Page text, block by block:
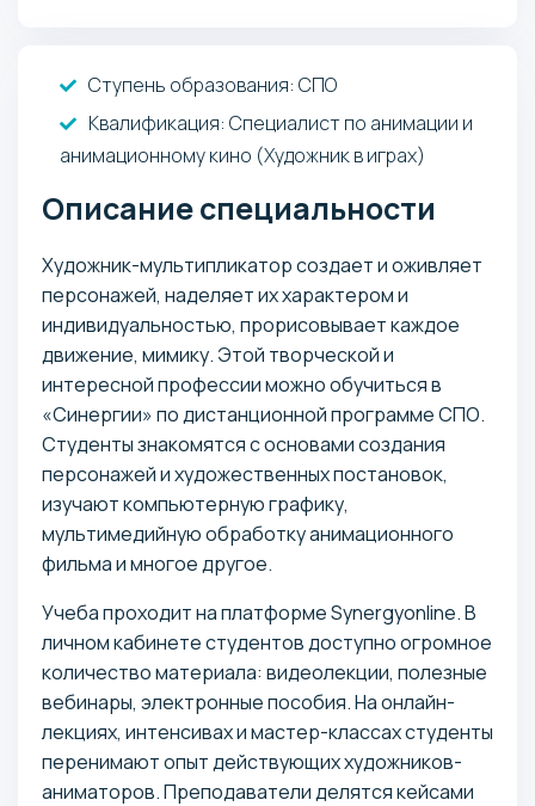
Ступень образования: СПО
Квалификация: Специалист по анимации и
анимационному кино (Художник в играх)
Описание специальности
Художник-мультипликатор создает и оживляет
персонажей, наделяет их характером и
индивидуальностью, прорисовывает каждое
движение, мимику. Этой творческой и
интересной профессии можно обучиться в
«Синергии» по дистанционной программе СПО.
Студенты знакомятся с основами создания
персонажей и художественных постановок,
изучают компьютерную графику,
мультимедийную обработку анимационного
фильма и многое другое.
Учеба проходит на платформе Synergyonline. В
личном кабинете студентов доступно огромное
количество материала: видеолекции, полезные
вебинары, электронные пособия. На онлайн-
лекциях, интенсивах и мастер-классах студенты
перенимают опыт действующих художников-
аниматоров. Преподаватели делятся кейсами